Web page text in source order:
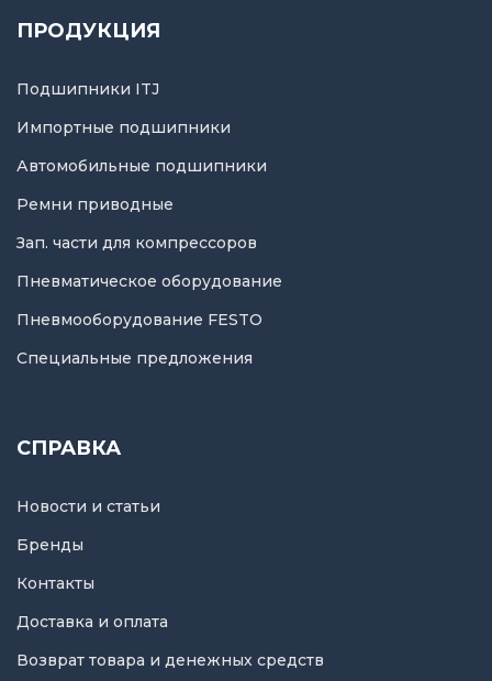
ПРОДУКЦИЯ
Подшипники ITJ
Импортные подшипники
Автомобильные подшипники
Ремни приводные
Зап. части для компрессоров
Пневматическое оборудование
Пневмооборудование FESTO
Специальные предложения
СПРАВКА
Новости и статьи
Бренды
Контакты
Доставка и оплата
Возврат товара и денежных средств